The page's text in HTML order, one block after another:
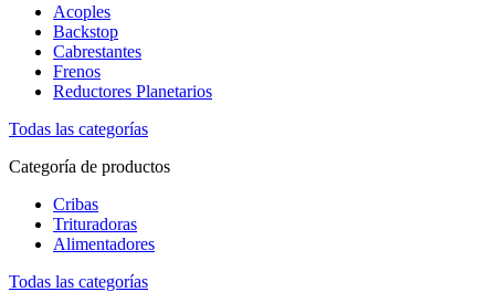
Acoples
Backstop
Cabrestantes
Frenos
Reductores Planetarios
Todas las categorías
Categoría de productos
Cribas
Trituradoras
Alimentadores
Todas las categorías